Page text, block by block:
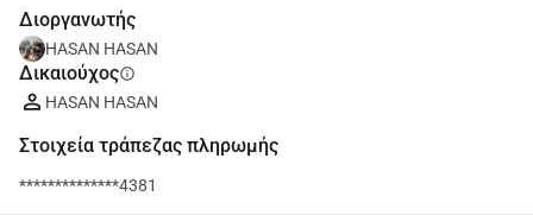
Διοργανωτής
HASAN HASAN
Δικαιούχοςinfo
HASAN HASAN
Στοιχεία τράπεζας πληρωμής
**************4381